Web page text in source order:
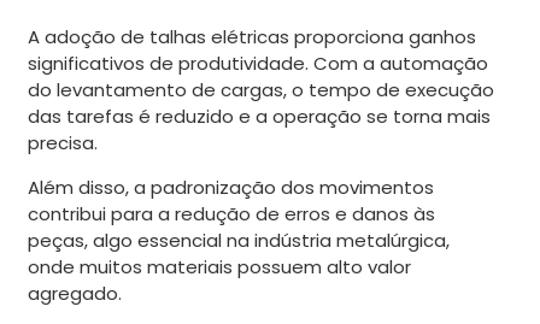
A adoção de talhas elétricas proporciona ganhos
significativos de produtividade. Com a automação
do levantamento de cargas, o tempo de execução
das tarefas é reduzido e a operação se torna mais
precisa.
Além disso, a padronização dos movimentos
contribui para a redução de erros e danos às
peças, algo essencial na indústria metalúrgica,
onde muitos materiais possuem alto valor
agregado.